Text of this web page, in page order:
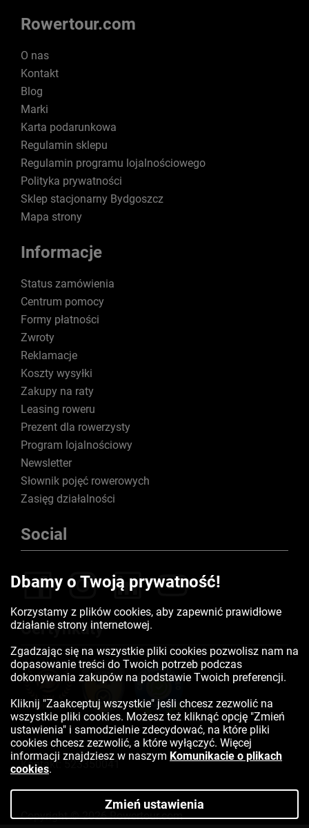
Rowertour.com
O nas
Kontakt
Blog
Marki
Karta podarunkowa
Regulamin sklepu
Regulamin programu lojalnościowego
Polityka prywatności
Sklep stacjonarny Bydgoszcz
Mapa strony
Informacje
Status zamówienia
Centrum pomocy
Formy płatności
Zwroty
Reklamacje
Koszty wysyłki
Zakupy na raty
Leasing roweru
Prezent dla rowerzysty
Program lojalnościowy
Newsletter
Słownik pojęć rowerowych
Zasięg działalności
Social
Certyfikaty
Kontakt: 523350041
Copyright © 2026 Rowertour.com
Dbamy o Twoją prywatność!
Korzystamy z plików cookies, aby zapewnić prawidłowe
działanie strony internetowej.
Zgadzając się na wszystkie pliki cookies pozwolisz nam na
dopasowanie treści do Twoich potrzeb podczas
dokonywania zakupów na podstawie Twoich preferencji.
Kliknij "Zaakceptuj wszystkie" jeśli chcesz zezwolić na
wszystkie pliki cookies. Możesz też kliknąć opcję "Zmień
ustawienia" i samodzielnie zdecydować, na które pliki
cookies chcesz zezwolić, a które wyłączyć. Więcej
informacji znajdziesz w naszym Komunikacie o plikach
cookies.
Zmień ustawienia